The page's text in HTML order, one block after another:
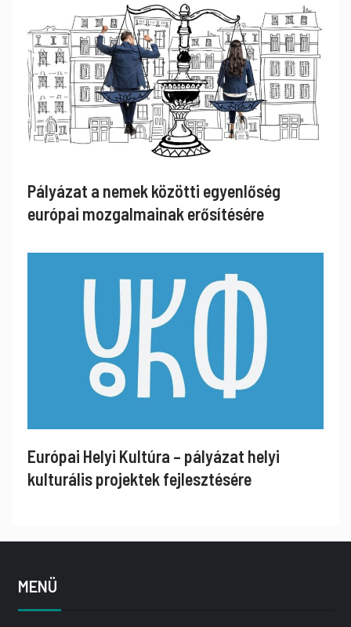
Pályázat a nemek közötti egyenlőség
európai mozgalmainak erősítésére
Európai Helyi Kultúra – pályázat helyi
kulturális projektek fejlesztésére
MENÜ